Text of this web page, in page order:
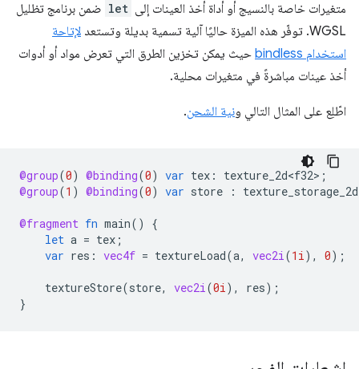
متغيرات خاصة بالنسيج أو أداة أخذ العينات إلى let ضمن برنامج تظليل
WGSL. توفّر هذه الميزة حاليًا آلية تسمية بديلة وتستعد
لإتاحة
استخدام bindless
حيث يمكن تخزين الطرق التي تعرض مواد أو أدوات
أخذ عينات مباشرةً في متغيرات محلية.
اطّلِع على المثال التالي ونية الشحن.
@group(0) @binding(0) var tex : texture_2d<f32> ;
@group(1 ) @binding(0) var store :
@fragment fn main()
{
let a = tex ;
var res : vec4f = textureLoad(a, vec2i(1i), 0);
textureStore(store, vec2i(0i), res);
}